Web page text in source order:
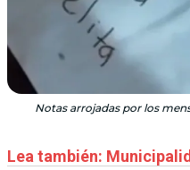
Notas arrojadas por los
Lea también: